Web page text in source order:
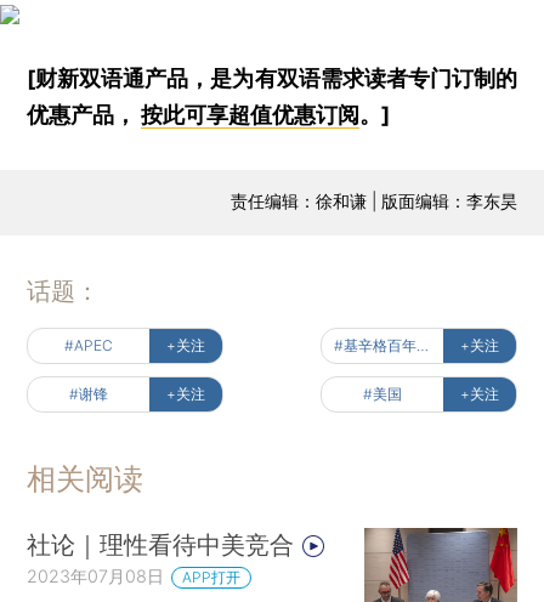
[财新双语通产品，是为有双语需求读者专门订制的
优惠产品，按此可享超值优惠订阅。]
责任编辑：徐和谦 | 版面编辑：李东昊
话题：
#APEC +关注 #基辛格百年风云 +关注
#谢锋 +关注 #美国 +关注
相关阅读
社论｜理性看待中美竞合
2023年07月08日 APP打开